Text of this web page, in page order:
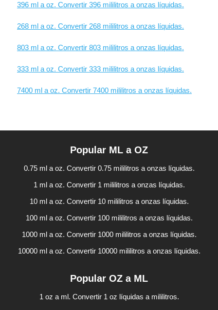
396 ml a oz. Convertir 396 mililitros a onzas líquidas.
268 ml a oz. Convertir 268 mililitros a onzas líquidas.
803 ml a oz. Convertir 803 mililitros a onzas líquidas.
333 ml a oz. Convertir 333 mililitros a onzas líquidas.
7400 ml a oz. Convertir 7400 mililitros a onzas líquidas.
Popular ML a OZ
0.75 ml a oz. Convertir 0.75 mililitros a onzas líquidas.
1 ml a oz. Convertir 1 mililitros a onzas líquidas.
10 ml a oz. Convertir 10 mililitros a onzas líquidas.
100 ml a oz. Convertir 100 mililitros a onzas líquidas.
1000 ml a oz. Convertir 1000 mililitros a onzas líquidas.
10000 ml a oz. Convertir 10000 mililitros a onzas líquidas.
Popular OZ a ML
1 oz a ml. Convertir 1 oz líquidas a mililitros.